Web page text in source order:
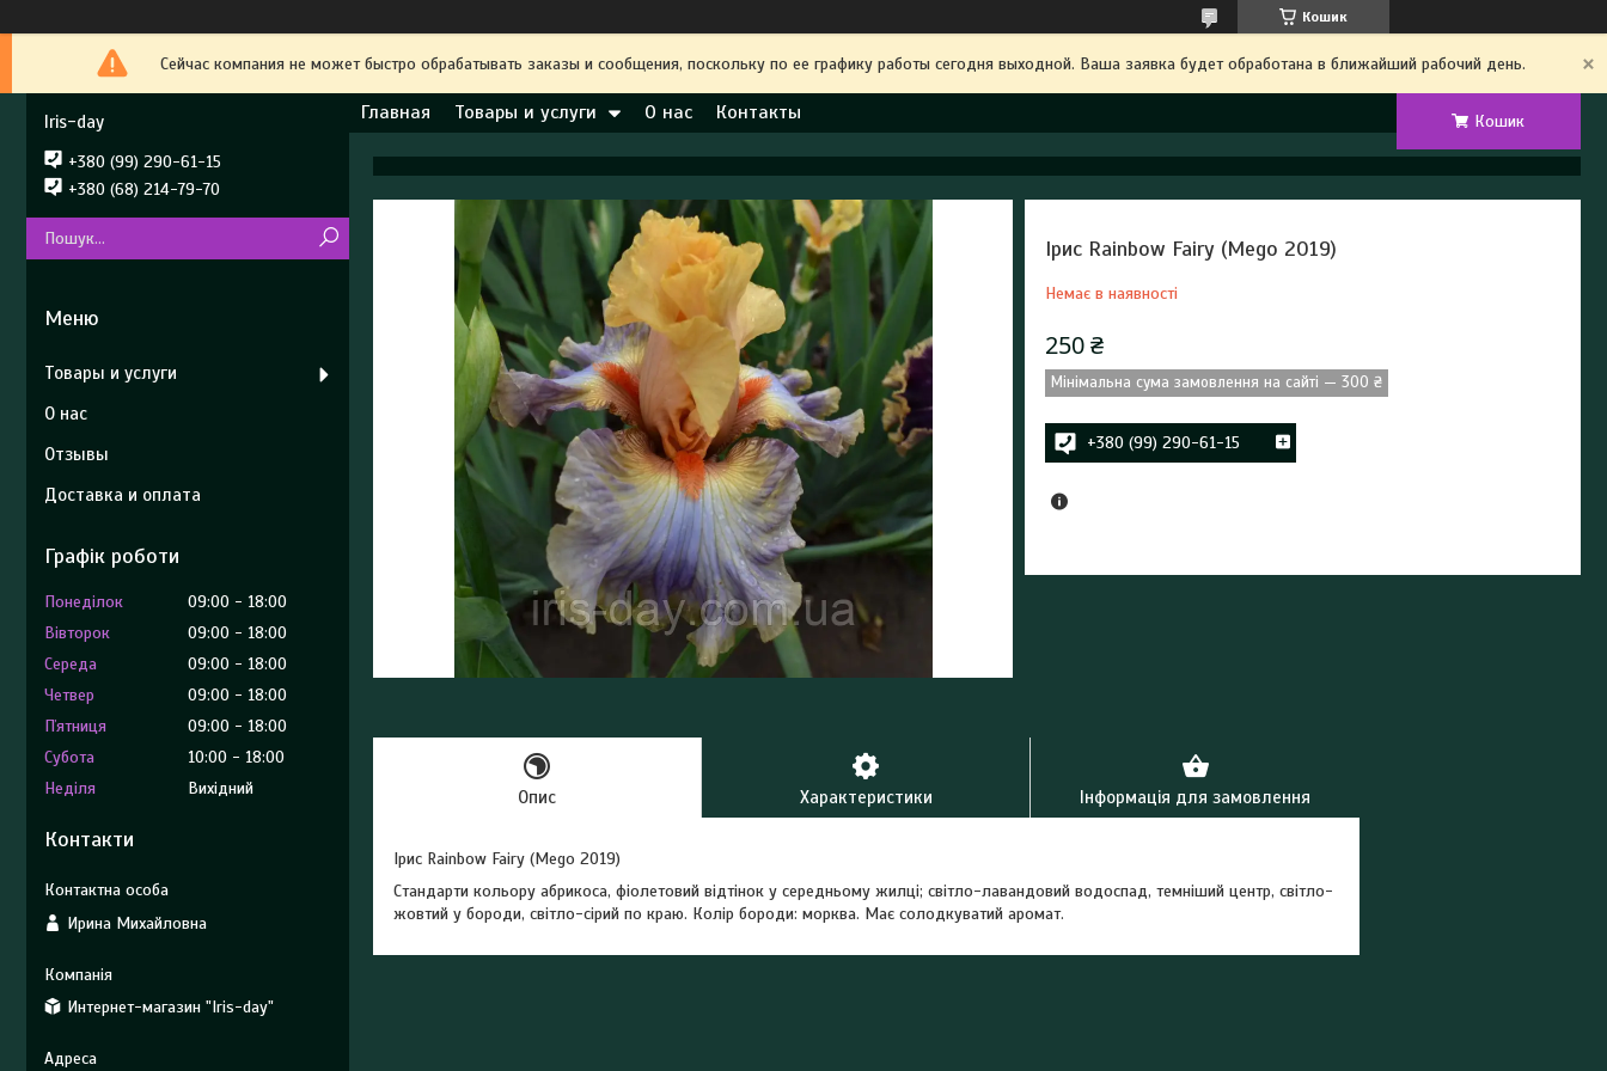
Кошик
Сейчас компания не может быстро обрабатывать заказы и сообщения, поскольку по ее графику работы сегодня выходной. Ваша заявка будет обработана в ближайший рабочий день.
Главная Товары и услуги О нас Контакты Кошик
Ірис Rainbow Fairy (Mego 2019)
Немає в наявності
250 ₴
Мінімальна сума замовлення на сайті — 300 ₴
+380 (99) 290-61-15
Опис Характеристики Інформація для замовлення
Ірис Rainbow Fairy (Mego 2019)
Стандарти кольору абрикоса, фіолетовий відтінок у середньому жилці; світло-лавандовий водоспад, темніший центр, світло-
жовтий у бороди, світло-сірий по краю. Колір бороди: морква. Має солодкуватий аромат.
Iris-day
+380 (99) 290-61-15
+380 (68) 214-79-70
Товары и услуги
О нас
Отзывы
Доставка и оплата
Графік роботи
Понеділок 09:00
18:00
Вівторок
09:00
18:00
Середа
09:00
18:00
Четвер
09:00
18:00
Пʼятниця
09:00
18:00
Субота
10:00
18:00
Неділя
Вихідний
Контакти
Ирина Михайловна
Интернет-магазин "Iris-day"